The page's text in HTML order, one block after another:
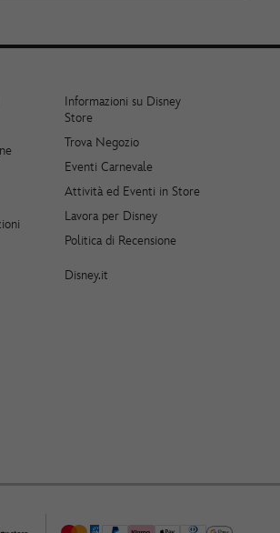
Informazioni su Disney
Store
Trova Negozio
Eventi Carnevale
Attività ed Eventi in Store
Lavora per Disney
Politica di Recensione
Disney.it